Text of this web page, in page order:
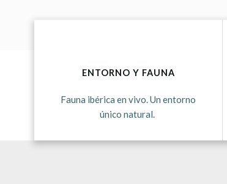
ENTORNO Y FAUNA
Fauna ibérica en vivo. Un entorno
único natural.